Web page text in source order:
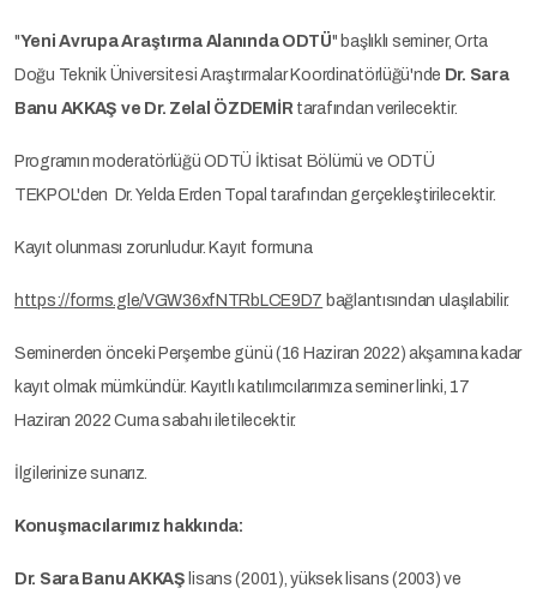
"Yeni Avrupa Araştırma Alanında ODTÜ" başlıklı seminer, Orta
Doğu Teknik Üniversitesi Araştırmalar Koordinatörlüğü'nde Dr. Sara
Banu AKKAŞ ve Dr. Zelal ÖZDEMİR tarafından verilecektir.
Programın moderatörlüğü ODTÜ İktisat Bölümü ve ODTÜ
TEKPOL'den Dr. Yelda Erden Topal tarafından gerçekleştirilecektir.
Kayıt olunması zorunludur. Kayıt formuna
https://forms.gle/VGW36xfNTRbLCE9D7 bağlantısından ulaşılabilir.
Seminerden önceki Perşembe günü (16 Haziran 2022) akşamına kadar
kayıt olmak mümkündür. Kayıtlı katılımcılarımıza seminer linki, 17
Haziran 2022 Cuma sabahı iletilecektir.
İlgilerinize sunarız.
Konuşmacılarımız hakkında:
Dr. Sara Banu AKKAŞ lisans (2001), yüksek lisans (2003) ve